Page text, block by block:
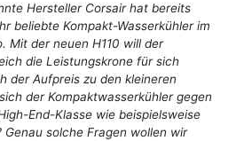
Hersteller Corsair hat bereits
beliebte Kompakt-Wasserkühler im
Mit der neuen H110 will der
die Leistungskrone für sich
der Aufpreis zu den kleineren
der Kompaktwasserkühler gegen
End-Klasse wie beispielsweise
solche Fragen wollen wir